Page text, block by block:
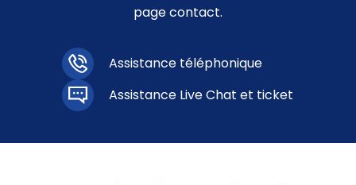
page contact.
Assistance téléphonique
Assistance Live Chat et ticket